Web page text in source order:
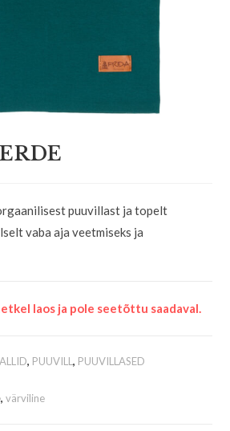
puuvillast ja topelt
vaba aja veetmiseks ja
laos ja pole seetõttu saadaval.
, PUUVILL, PUUVILLASED
,värviline